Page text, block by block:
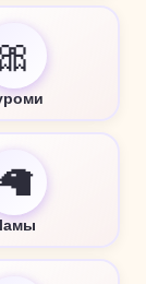
🎀